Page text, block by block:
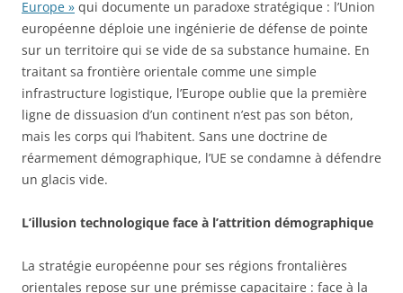
Europe » qui documente un paradoxe stratégique : l’Union
européenne déploie une ingénierie de défense de pointe
sur un territoire qui se vide de sa substance humaine. En
traitant sa frontière orientale comme une simple
infrastructure logistique, l’Europe oublie que la première
ligne de dissuasion d’un continent n’est pas son béton,
mais les corps qui l’habitent. Sans une doctrine de
réarmement démographique, l’UE se condamne à défendre
un glacis vide.
L’illusion technologique face à l’attrition démographique
La stratégie européenne pour ses régions frontalières
orientales repose sur une prémisse capacitaire : face à la